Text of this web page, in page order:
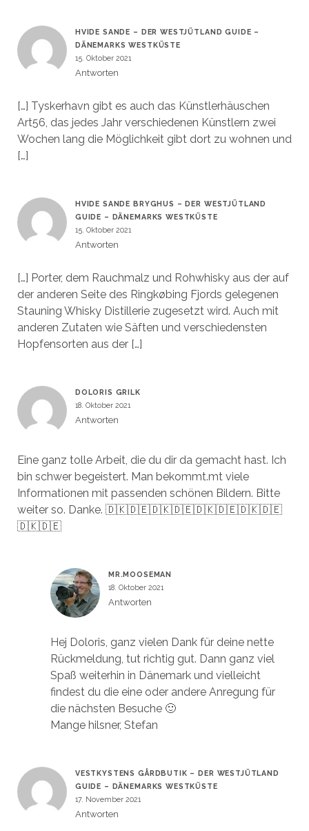
HVIDE SANDE – DER WESTJÜTLAND GUIDE –
DÄNEMARKS WESTKÜSTE
15. Oktober 2021
Antworten
[…] Tyskerhavn gibt es auch das Künstlerhäuschen
Art56, das jedes Jahr verschiedenen Künstlern zwei
Wochen lang die Möglichkeit gibt dort zu wohnen und
[…]
HVIDE SANDE BRYGHUS – DER WESTJÜTLAND
GUIDE – DÄNEMARKS WESTKÜSTE
15. Oktober 2021
Antworten
[…] Porter, dem Rauchmalz und Rohwhisky aus der auf
der anderen Seite des Ringkøbing Fjords gelegenen
Stauning Whisky Distillerie zugesetzt wird. Auch mit
anderen Zutaten wie Säften und verschiedensten
Hopfensorten aus der […]
DOLORIS GRILK
18. Oktober 2021
Antworten
Eine ganz tolle Arbeit, die du dir da gemacht hast. Ich
bin schwer begeistert. Man bekommt.mt viele
Informationen mit passenden schönen Bildern. Bitte
weiter so. Danke. 🇩🇰🇩🇪🇩🇰🇩🇪🇩🇰🇩🇪🇩🇰🇩🇪
🇩🇰🇩🇪
MR.MOOSEMAN
18. Oktober 2021
Antworten
Hej Doloris, ganz vielen Dank für deine nette
Rückmeldung, tut richtig gut. Dann ganz viel
Spaß weiterhin in Dänemark und vielleicht
findest du die eine oder andere Anregung für
die nächsten Besuche 🙂
Mange hilsner, Stefan
VESTKYSTENS GÅRDBUTIK – DER WESTJÜTLAND
GUIDE – DÄNEMARKS WESTKÜSTE
17. November 2021
Antworten